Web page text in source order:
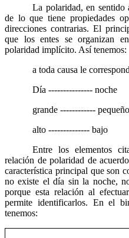
La polaridad, en sentido
de lo que tiene propiedades
direcciones contrarias. El
que los entes se organizan
polaridad implícito. Así tenemos:
a toda causa le
Día --------------- noche
grande ------------ pequeño
alto -------------- bajo
Entre los elementos
relación de polaridad de
característica principal que son
no existe el día sin la noche,
porque esta relación al
permite identificarlos. En el
tenemos: